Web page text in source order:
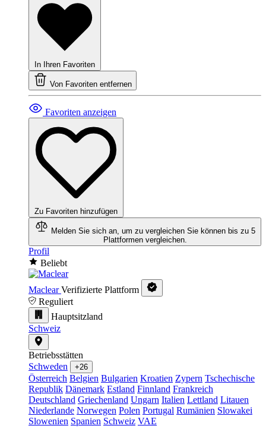
In Ihren Favoriten
Von Favoriten entfernen
Favoriten anzeigen
Zu Favoriten hinzufügen
Melden Sie sich an, um zu vergleichen Sie können bis zu 5
Plattformen vergleichen.
Profil
Beliebt
Maclear Verifizierte Plattform
Reguliert
Hauptsitzland
Schweiz
Betriebsstätten
Schweden
+26
Österreich Belgien Bulgarien Kroatien Zypern Tschechische
Republik Dänemark Estland Finnland Frankreich
Deutschland Griechenland Ungarn Italien Lettland Litauen
Niederlande Norwegen Polen Portugal Rumänien Slowakei
Slowenien Spanien Schweiz VAE